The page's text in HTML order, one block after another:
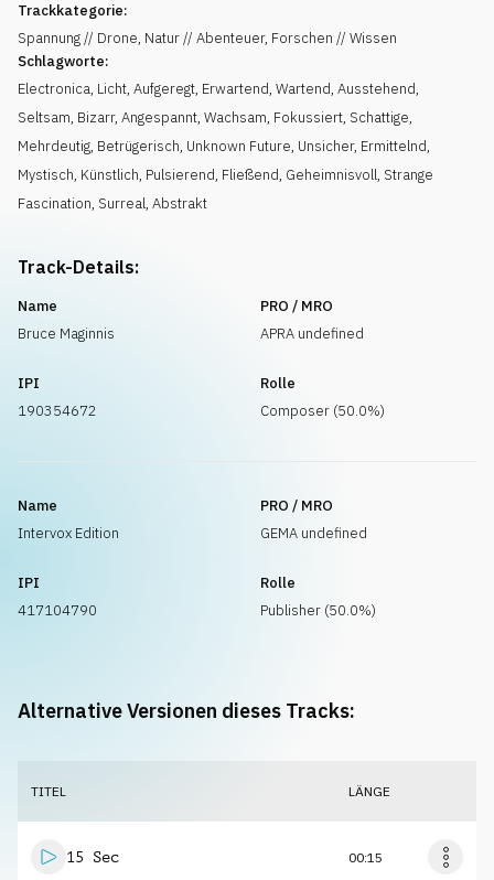
Trackkategorie:
Spannung // Drone, Natur // Abenteuer, Forschen // Wissen
Schlagworte:
Electronica, Licht, Aufgeregt, Erwartend, Wartend, Ausstehend,
Seltsam, Bizarr, Angespannt, Wachsam, Fokussiert, Schattige,
Mehrdeutig, Betrügerisch, Unknown Future, Unsicher, Ermittelnd,
Mystisch, Künstlich, Pulsierend, Fließend, Geheimnisvoll, Strange
Fascination, Surreal, Abstrakt
Track-Details:
Name
Bruce Maginnis
PRO / MRO
APRA undefined
IPI
190354672
Rolle
Composer (50.0%)
Name
Intervox Edition
PRO / MRO
GEMA undefined
IPI
417104790
Rolle
Publisher (50.0%)
Alternative Versionen dieses Tracks:
TITEL LÄNGE
15 Sec 00:15